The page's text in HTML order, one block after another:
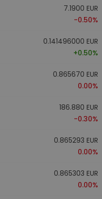
7.1900 EUR
-0.50%
0.141496000 EUR
+0.50%
0.865670 EUR
0.00%
186.880 EUR
-0.30%
0.865293 EUR
0.00%
0.865303 EUR
0.00%